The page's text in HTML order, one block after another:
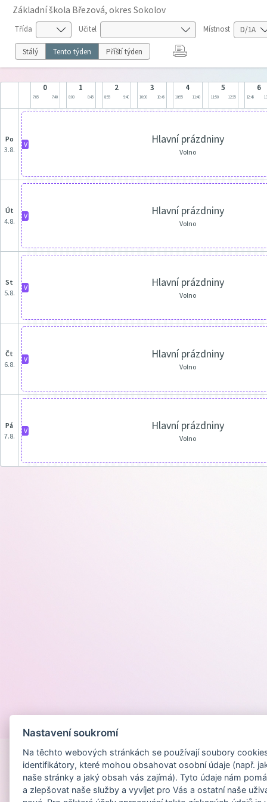
Základní škola Březová, okres Sokolov
Třída Učitel Místnost
Stálý Tento týden Příští týden
0
7:05 7:40
1
8:00 8:45
2
8:55 9:40
3
10:00 10:45
4
10:55 11:40
5
11:50 12:35
6
12:45
po
3.8.
V Hlavní prázdniny
Volno
út
4.8.
V Hlavní prázdniny
Volno
st
5.8.
V Hlavní prázdniny
Volno
čt
6.8.
V Hlavní prázdniny
Volno
pá
7.8.
V Hlavní prázdniny
Volno
Nastavení soukromí
Na těchto webových stránkách se používají soubory
identifikátory, které mohou obsahovat osobní údaje (např.
naše stránky a jaký obsah vás zajímá). Tyto údaje nám
a zlepšovat naše služby a vyvíjet pro Vás a ostatní naše